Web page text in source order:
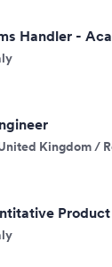
Handler -
Kingdom /